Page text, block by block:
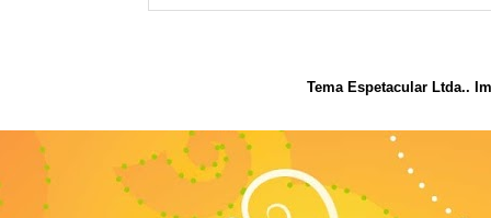
Tema Espetacular Ltda..